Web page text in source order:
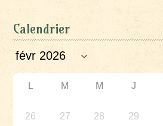
Calendrier
L M M J
26 27 28 29